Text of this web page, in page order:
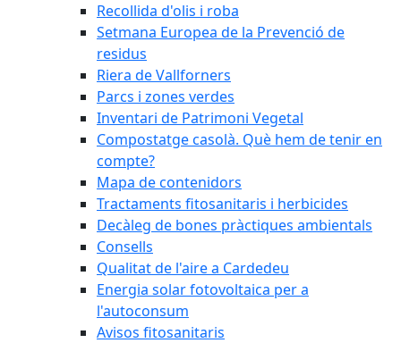
Recollida d'olis i roba
Setmana Europea de la Prevenció de
residus
Riera de Vallforners
Parcs i zones verdes
Inventari de Patrimoni Vegetal
Compostatge casolà. Què hem de tenir en
compte?
Mapa de contenidors
Tractaments fitosanitaris i herbicides
Decàleg de bones pràctiques ambientals
Consells
Qualitat de l'aire a Cardedeu
Energia solar fotovoltaica per a
l'autoconsum
Avisos fitosanitaris